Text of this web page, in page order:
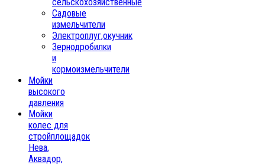
Садовые
измельчители
Электроплуг,окучник
Зернодробилки
и
кормоизмельчители
Мойки
высокого
давления
Мойки
колес для
стройплощадок
Нева,
Аквадор,